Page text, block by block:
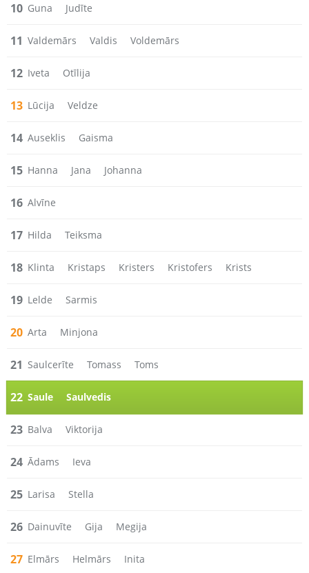
10 Guna Judīte
11 Valdemārs Valdis Voldemārs
12 Iveta Otīlija
13 Lūcija Veldze
14 Auseklis Gaisma
15 Hanna Jana Johanna
16 Alvīne
17 Hilda Teiksma
18 Klinta Kristaps Kristers Kristofers Krists
19 Lelde Sarmis
20 Arta Minjona
21 Saulcerīte Tomass Toms
22 Saule Saulvedis
23 Balva Viktorija
24 Ādams Ieva
25 Larisa Stella
26 Dainuvīte Gija Megija
27 Elmārs Helmārs Inita